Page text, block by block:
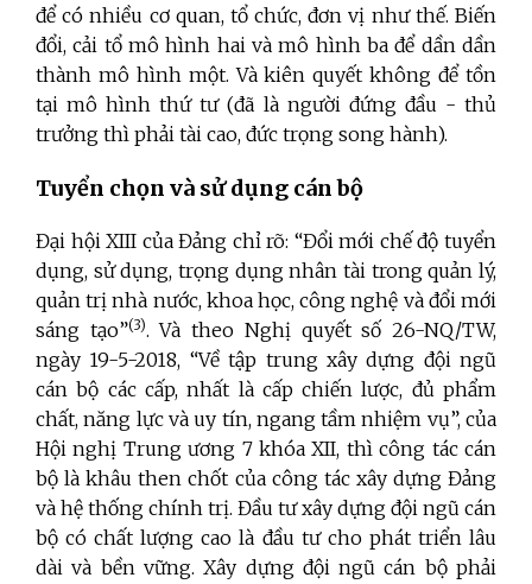
để có nhiều cơ quan, tổ chức, đơn vị như thế. Biến
đổi, cải tổ mô hình hai và mô hình ba để dần dần
thành mô hình một. Và kiên quyết không để tồn
tại mô hình thứ tư (đã là người đứng đầu - thủ
trưởng thì phải tài cao, đức trọng song hành).
Tuyển chọn và sử dụng cán bộ
Đại hội XIII của Đảng chỉ rõ: “Đổi mới chế độ tuyển
dụng, sử dụng, trọng dụng nhân tài trong quản lý,
quản trị nhà nước, khoa học, công nghệ và đổi mới
sáng tạo”(3). Và theo Nghị quyết số 26-NQ/TW,
ngày 19-5-2018, “Về tập trung xây dựng đội ngũ
cán bộ các cấp, nhất là cấp chiến lược, đủ phẩm
chất, năng lực và uy tín, ngang tầm nhiệm vụ”, của
Hội nghị Trung ương 7 khóa XII, thì công tác cán
bộ là khâu then chốt của công tác xây dựng Đảng
và hệ thống chính trị. Đầu tư xây dựng đội ngũ cán
bộ có chất lượng cao là đầu tư cho phát triển lâu
dài và bền vững. Xây dựng đội ngũ cán bộ phải